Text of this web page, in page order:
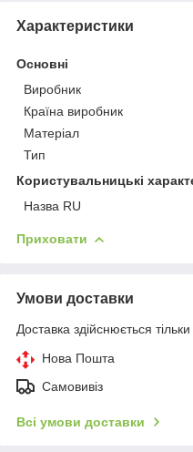
Характеристики
Основні
Виробник
Країна виробник
Матеріал
Тип
Користувальницькі
Назва RU
Приховати
Умови доставки
Доставка здійснюється
Нова Пошта
Самовивіз
Всі умови доставки